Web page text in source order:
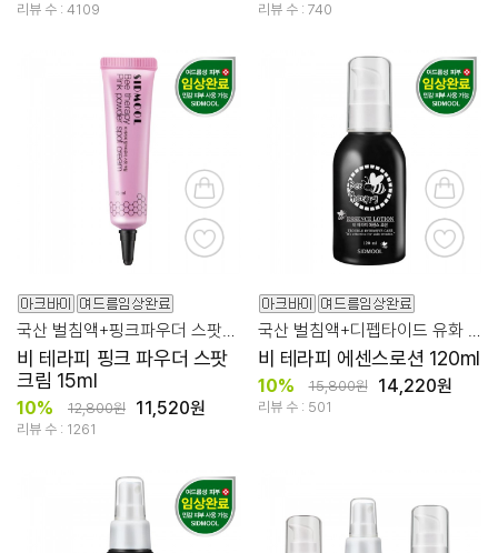
리뷰 수 : 4109 리뷰 수 : 740
비 테라피 핑크 파우더 스팟
크림 15ml
10% 12,800원 11,520원
리뷰 수 : 1261
비 테라피 에센스로션 120ml
10% 15,800원 14,220원
리뷰 수 : 501